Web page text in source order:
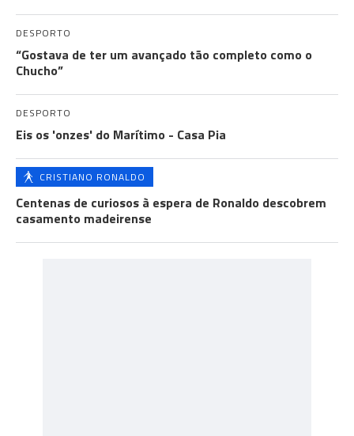
DESPORTO
“Gostava de ter um avançado tão completo como o
Chucho”
DESPORTO
Eis os 'onzes' do Marítimo - Casa Pia
CRISTIANO RONALDO
Centenas de curiosos à espera de Ronaldo descobrem
casamento madeirense